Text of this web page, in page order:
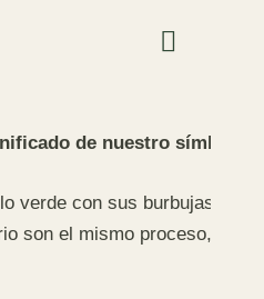
de nuestro símbolo
verde con sus burbujas— es
son el mismo proceso, y la